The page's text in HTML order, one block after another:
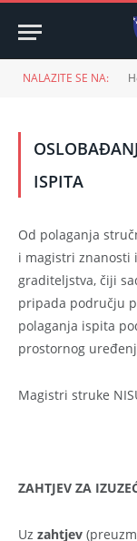
NALAZITE SE NA:
ISPITA
Od polaganja
i magistri znanosti
graditeljstva, čiji
pripada području
polaganja ispita
prostornog
Magistri struke
ZAHTJEV ZA
Uz zahtjev